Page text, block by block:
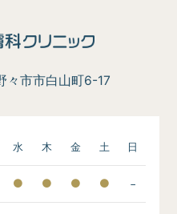
々市市白山町6-17
水 木 金 土 日
−